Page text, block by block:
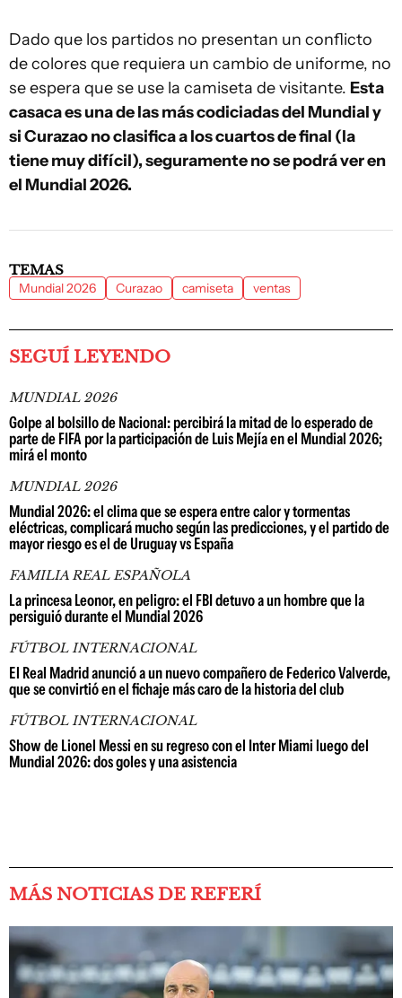
Dado que los partidos no presentan un conflicto
de colores que requiera un cambio de uniforme, no
se espera que se use la camiseta de visitante. Esta
casaca es una de las más codiciadas del Mundial y
si Curazao no clasifica a los cuartos de final (la
tiene muy difícil), seguramente no se podrá ver en
el Mundial 2026.
TEMAS
Mundial 2026 Curazao camiseta ventas
SEGUÍ LEYENDO
MUNDIAL 2026
Golpe al bolsillo de Nacional: percibirá la mitad de lo esperado de
parte de FIFA por la participación de Luis Mejía en el Mundial 2026;
mirá el monto
MUNDIAL 2026
Mundial 2026: el clima que se espera entre calor y tormentas
eléctricas, complicará mucho según las predicciones, y el partido de
mayor riesgo es el de Uruguay vs España
FAMILIA REAL ESPAÑOLA
La princesa Leonor, en peligro: el FBI detuvo a un hombre que la
persiguió durante el Mundial 2026
FÚTBOL INTERNACIONAL
El Real Madrid anunció a un nuevo compañero de Federico Valverde,
que se convirtió en el fichaje más caro de la historia del club
FÚTBOL INTERNACIONAL
Show de Lionel Messi en su regreso con el Inter Miami luego del
Mundial 2026: dos goles y una asistencia
MÁS NOTICIAS DE REFERÍ